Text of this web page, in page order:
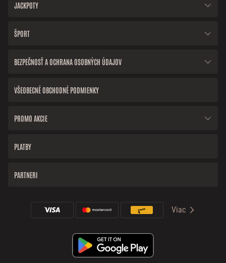
JACKPOTY
ŠPORT
BEZPEČNOSŤ A OCHRANA OSOBNÝCH ÚDAJOV
VŠEOBECNÉ OBCHODNÉ PODMIENKY
PROMO AKCIE
PLATBY
PARTNERI
Viac